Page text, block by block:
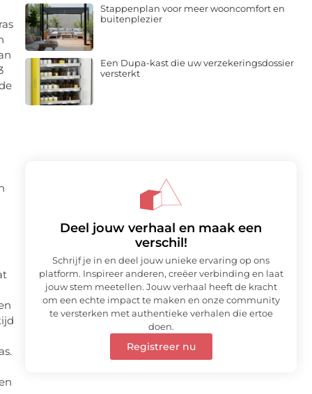
Stappenplan voor meer wooncomfort en
buitenplezier
Een Dupa-kast die uw verzekeringsdossier
versterkt
Deel jouw verhaal en maak een
verschil!
Schrijf je in en deel jouw unieke ervaring op ons
platform. Inspireer anderen, creëer verbinding en laat
jouw stem meetellen. Jouw verhaal heeft de kracht
om een echte impact te maken en onze community
te versterken met authentieke verhalen die ertoe
doen.
Registreer nu